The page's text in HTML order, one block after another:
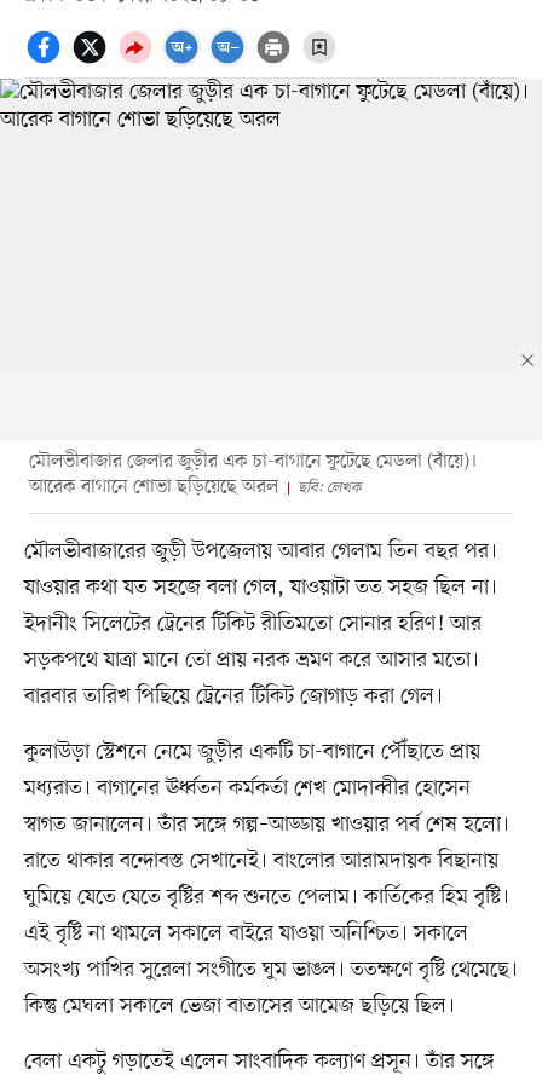
মৌলভীবাজার জেলার জুড়ীর এক চা-বাগানে ফুটেছে মেডলা (বাঁয়ে)।
আরেক বাগানে শোভা ছড়িয়েছে অরল
ছবি: লেখক
মৌলভীবাজারের জুড়ী উপজেলায় আবার গেলাম তিন বছর পর।
যাওয়ার কথা যত সহজে বলা গেল, যাওয়াটা তত সহজ ছিল না।
ইদানীং সিলেটের ট্রেনের টিকিট রীতিমতো সোনার হরিণ! আর
সড়কপথে যাত্রা মানে তো প্রায় নরক ভ্রমণ করে আসার মতো।
বারবার তারিখ পিছিয়ে ট্রেনের টিকিট জোগাড় করা গেল।
কুলাউড়া স্টেশনে নেমে জুড়ীর একটি চা-বাগানে পৌঁছাতে প্রায়
মধ্যরাত। বাগানের ঊর্ধ্বতন কর্মকর্তা শেখ মোদাব্বীর হোসেন
স্বাগত জানালেন। তাঁর সঙ্গে গল্প–আড্ডায় খাওয়ার পর্ব শেষ হলো।
রাতে থাকার বন্দোবস্ত সেখানেই। বাংলোর আরামদায়ক বিছানায়
ঘুমিয়ে যেতে যেতে বৃষ্টির শব্দ শুনতে পেলাম। কার্তিকের হিম বৃষ্টি।
এই বৃষ্টি না থামলে সকালে বাইরে যাওয়া অনিশ্চিত। সকালে
অসংখ্য পাখির সুরেলা সংগীতে ঘুম ভাঙল। ততক্ষণে বৃষ্টি থেমেছে।
কিন্তু মেঘলা সকালে ভেজা বাতাসের আমেজ ছড়িয়ে ছিল।
বেলা একটু গড়াতেই এলেন সাংবাদিক কল্যাণ প্রসূন। তাঁর সঙ্গে